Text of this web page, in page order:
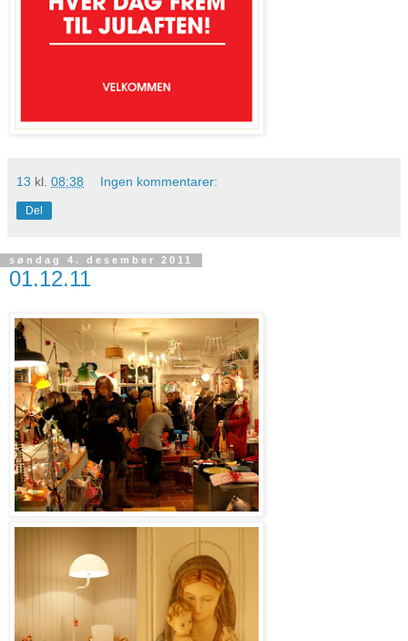
13 kl. 08:38 Ingen kommentarer:
Del
søndag 4. desember 2011
01.12.11